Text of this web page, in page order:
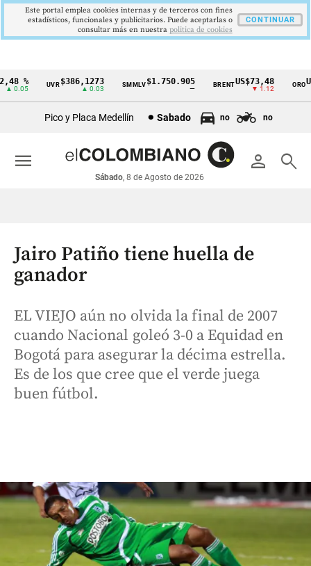
Cintillo
económicos
Colombia
%
0.05
UVR$386,1273
▲ 0.03
SMMLV$1.750.905 BRENTUS$73,48
▼ 1.12
ORO
Pico y Placa Medellín Sabado no no
person search
Sábado, 8 de Agosto de 2026
menu
Jairo Patiño tiene huella de
ganador
EL VIEJO aún no olvida la final de 2007
cuando Nacional goleó 3-0 a Equidad en
Bogotá para asegurar la décima estrella.
Es de los que cree que el verde juega
buen fútbol.
Este portal emplea cookies internas y de terceros con fines
estadísticos, funcionales y publicitarios. Puede aceptarlas o
consultar más en nuestra politica de cookies
CONTINUAR